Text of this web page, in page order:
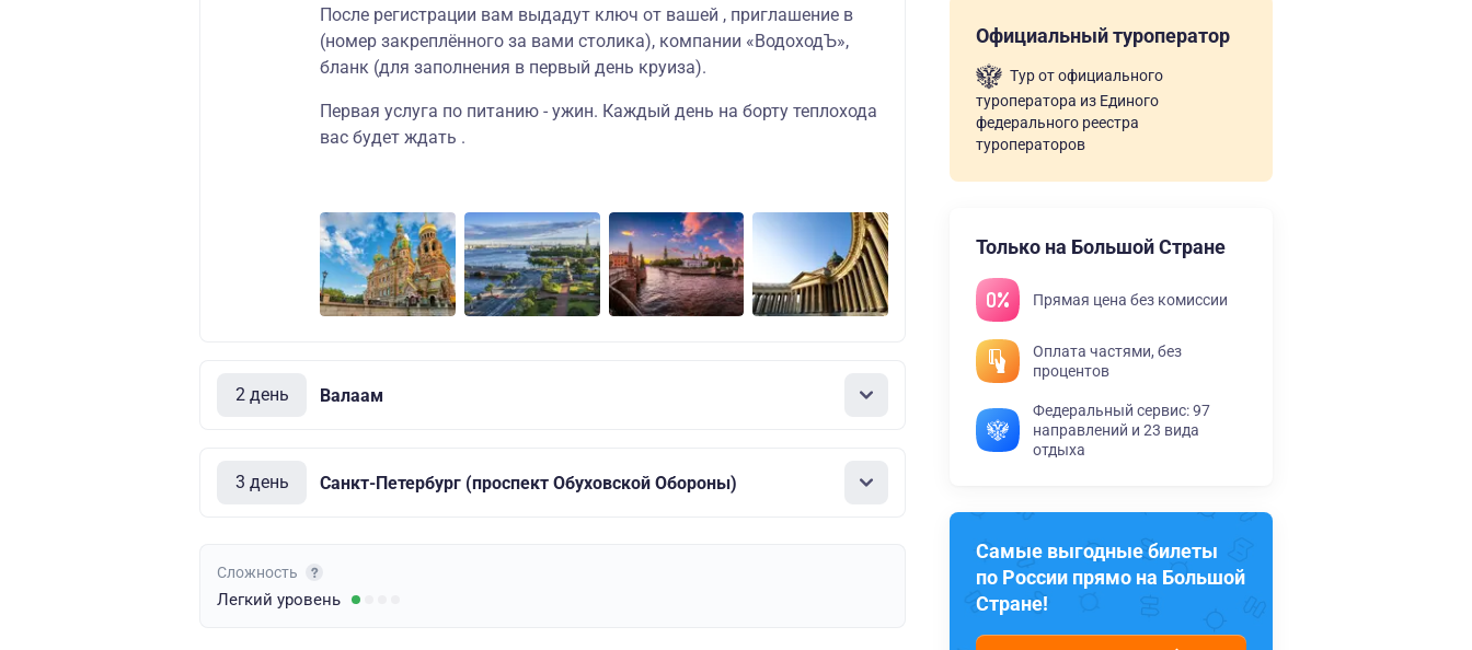
После регистрации вам выдадут ключ от вашей , приглашение в
(номер закреплённого за вами столика), компании «ВодоходЪ»,
бланк (для заполнения в первый день круиза).
Первая услуга по питанию - ужин. Каждый день на борту теплохода
вас будет ждать .
2 день Валаам
3 день Санкт-Петербург (проспект Обуховской Обороны)
Сложность
Легкий уровень
Официальный туроператор
Тур от официального
туроператора из Единого
федерального реестра
туроператоров
Только на Большой Стране
Прямая цена без комиссии
Оплата частями, без
процентов
Федеральный сервис: 97
направлений и 23 вида
отдыха
Самые выгодные билеты
по России прямо на Большой
Стране!